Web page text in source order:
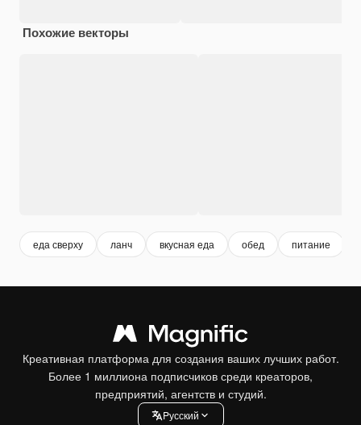
Похожие векторы
еда сверху ланч вкусная еда обед питание
Креативная платформа для создания ваших лучших работ.
Более 1 миллиона подписчиков среди креаторов,
предприятий, агентств и студий.
Pусский